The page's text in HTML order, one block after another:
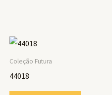
Coleção Futura
44018